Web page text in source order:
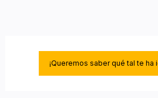
¡Queremos saber qué tal te ha